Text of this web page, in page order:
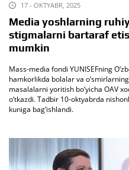
17 - OKTYABR, 2025
Media yoshlarning
stigmalarni bartaraf
mumkin
Mass-media fondi YUNISEFning
hamkorlikda bolalar va
masalalarni yoritish bo‘yicha OAV
o‘tkazdi. Tadbir 10-oktyabrda
kuniga bag‘ishlandi.